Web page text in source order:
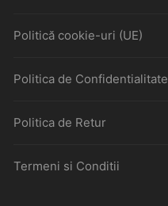
Politică cookie-uri (UE)
Politica de Confidentialitate
Politica de Retur
Termeni si Conditii